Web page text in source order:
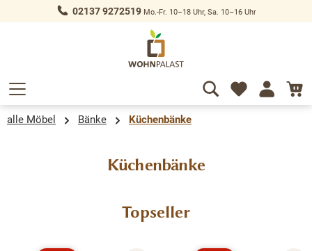
springen 02137 9272519Mo.-Fr. 10–18 Uhr, Sa. 10–16 Uhr
alle Möbel Bänke Küchenbänke
Küchenbänke
Produktgalerie überspringen
Topseller